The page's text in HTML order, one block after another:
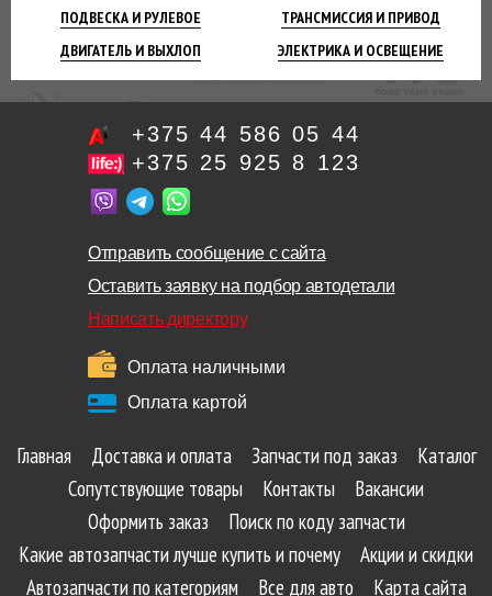
ПОДВЕСКА И РУЛЕВОЕ ТРАНСМИССИЯ И ПРИВОД
ДВИГАТЕЛЬ И ВЫХЛОП ЭЛЕКТРИКА И ОСВЕЩЕНИЕ
+375 44 586 05 44
+375 25 925 8 123
Отправить сообщение с сайта
Оставить заявку на подбор автодетали
Написать директору
Оплата наличными
Оплата картой
Главная Доставка и оплата Запчасти под заказ
Каталог
Сопутствующие товары
Контакты
Вакансии
Оформить заказ
Поиск по коду запчасти
Какие автозапчасти лучше купить и почему
Акции и скидки
Автозапчасти по категориям
Все для авто Карта сайта